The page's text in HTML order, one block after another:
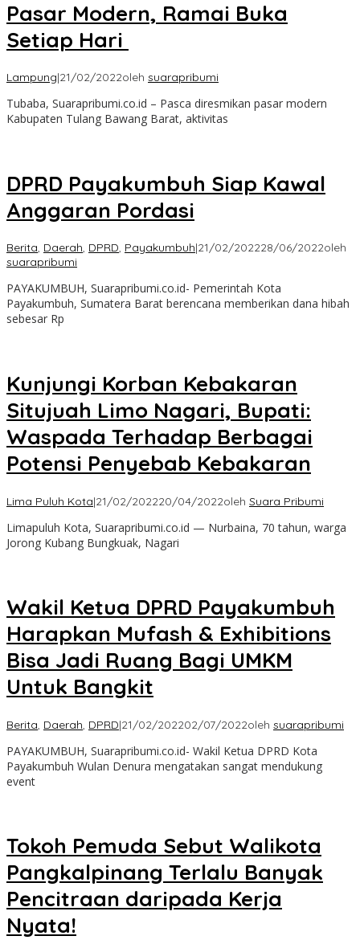
Pasar Modern, Ramai Buka
Setiap Hari
Lampung|21/02/2022oleh suarapribumi
Tubaba, Suarapribumi.co.id – Pasca diresmikan pasar modern
Kabupaten Tulang Bawang Barat, aktivitas
DPRD Payakumbuh Siap Kawal
Anggaran Pordasi
Berita, Daerah, DPRD, Payakumbuh|21/02/202228/06/2022oleh
suarapribumi
PAYAKUMBUH, Suarapribumi.co.id- Pemerintah Kota
Payakumbuh, Sumatera Barat berencana memberikan dana hibah
sebesar Rp
Kunjungi Korban Kebakaran
Situjuah Limo Nagari, Bupati:
Waspada Terhadap Berbagai
Potensi Penyebab Kebakaran
Lima Puluh Kota|21/02/202220/04/2022oleh Suara Pribumi
Limapuluh Kota, Suarapribumi.co.id — Nurbaina, 70 tahun, warga
Jorong Kubang Bungkuak, Nagari
Wakil Ketua DPRD Payakumbuh
Harapkan Mufash & Exhibitions
Bisa Jadi Ruang Bagi UMKM
Untuk Bangkit
Berita, Daerah, DPRD|21/02/202202/07/2022oleh suarapribumi
PAYAKUMBUH, Suarapribumi.co.id- Wakil Ketua DPRD Kota
Payakumbuh Wulan Denura mengatakan sangat mendukung
event
Tokoh Pemuda Sebut Walikota
Pangkalpinang Terlalu Banyak
Pencitraan daripada Kerja
Nyata!